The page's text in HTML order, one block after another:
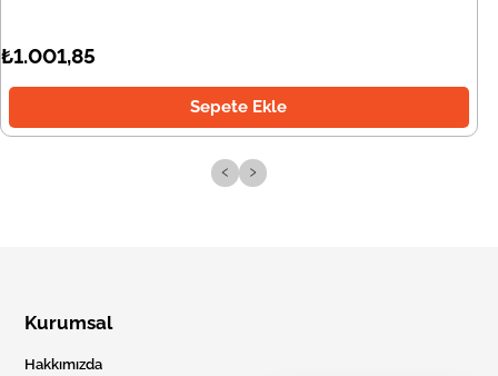
₺1.001,85
Sepete Ekle
‹ ›
Kurumsal
Hakkımızda